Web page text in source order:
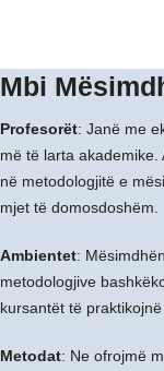
Mbi
Profesorët: Janë me
më të larta
në metodologjitë e
mjet të domosdoshëm.
Ambientet:
metodologjive
kursantët të
Metodat: Ne ofrojmë